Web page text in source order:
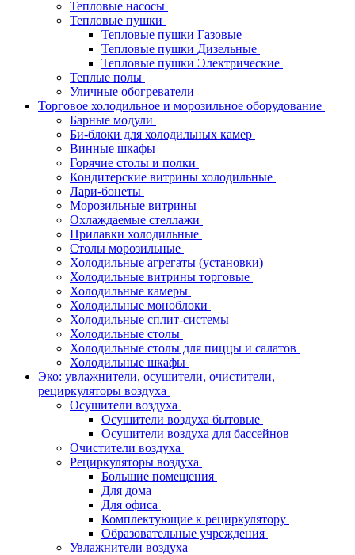
Тепловые насосы
Тепловые пушки
Тепловые пушки Газовые
Тепловые пушки Дизельные
Тепловые пушки Электрические
Теплые полы
Уличные обогреватели
Торговое холодильное и морозильное оборудование
Барные модули
Би-блоки для холодильных камер
Винные шкафы
Горячие столы и полки
Кондитерские витрины холодильные
Лари-бонеты
Морозильные витрины
Охлаждаемые стеллажи
Прилавки холодильные
Столы морозильные
Холодильные агрегаты (установки)
Холодильные витрины торговые
Холодильные камеры
Холодильные моноблоки
Холодильные сплит-системы
Холодильные столы
Холодильные столы для пиццы и салатов
Холодильные шкафы
Эко: увлажнители, осушители, очистители,
рециркуляторы воздуха
Осушители воздуха
Осушители воздуха бытовые
Осушители воздуха для бассейнов
Очистители воздуха
Рециркуляторы воздуха
Большие помещения
Для дома
Для офиса
Комплектующие к рециркулятору
Образовательные учреждения
Увлажнители воздуха